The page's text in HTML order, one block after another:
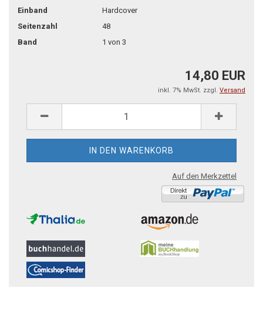
Einband
Hardcover
Seitenzahl
48
Band
1 von 3
14,80 EUR
inkl. 7% MwSt. zzgl. Versand
Auf den Merkzettel